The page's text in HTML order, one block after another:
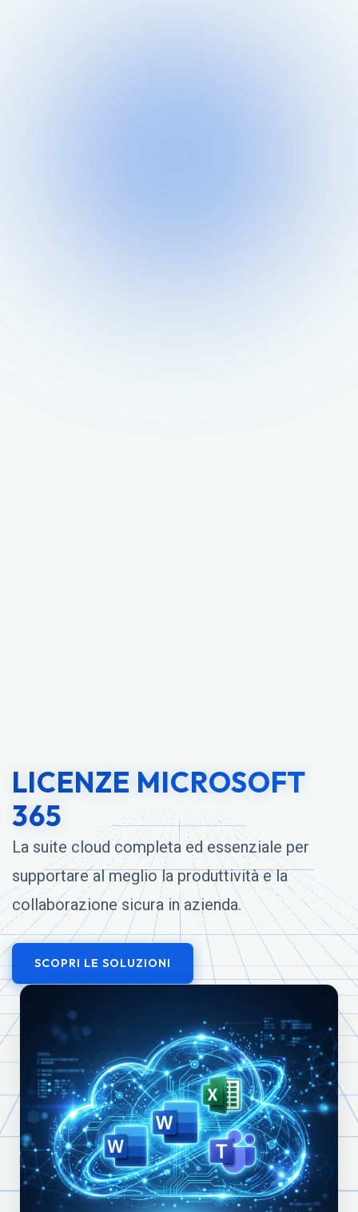
LICENZE MICROSOFT
365
La suite cloud completa ed essenziale per
supportare al meglio la produttività e la
collaborazione sicura in azienda.
SCOPRI LE SOLUZIONI